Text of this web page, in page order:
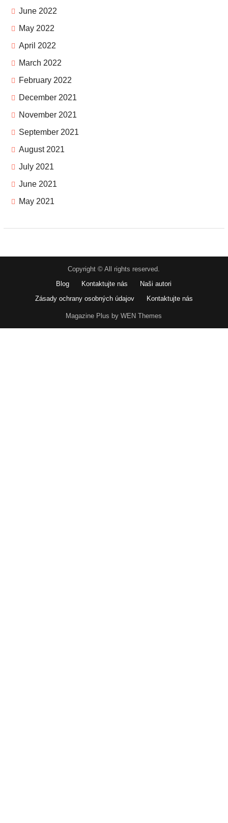
June 2022
May 2022
April 2022
March 2022
February 2022
December 2021
November 2021
September 2021
August 2021
July 2021
June 2021
May 2021
Copyright © All rights reserved.
Blog
Kontaktujte nás
Naši autori
Zásady ochrany osobných údajov
Kontaktujte nás
Magazine Plus by WEN Themes